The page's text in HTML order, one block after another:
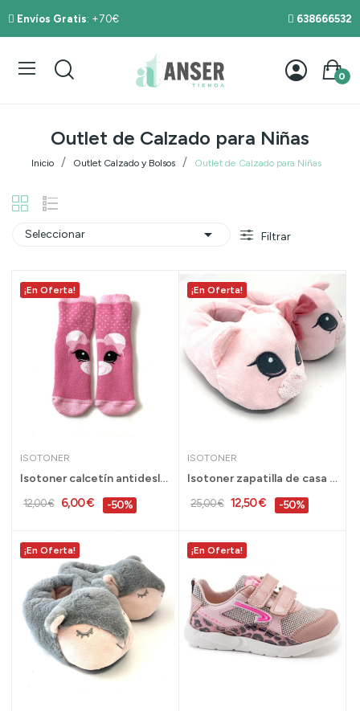
Envíos Gratis: +70€ 638666532
0
Outlet de Calzado para Niñas
Inicio Outlet Calzado y Bolsos Outlet de Calzado para Niñas
Seleccionar  Filtrar
¡En Oferta!
ISOTONER
Isotoner calcetín antideslizante para niña...
12,00 € 6,00 € -50%
¡En Oferta!
ISOTONER
Isotoner zapatilla de casa peluche cerdito niña...
25,00 € 12,50 € -50%
¡En Oferta! ¡En Oferta!